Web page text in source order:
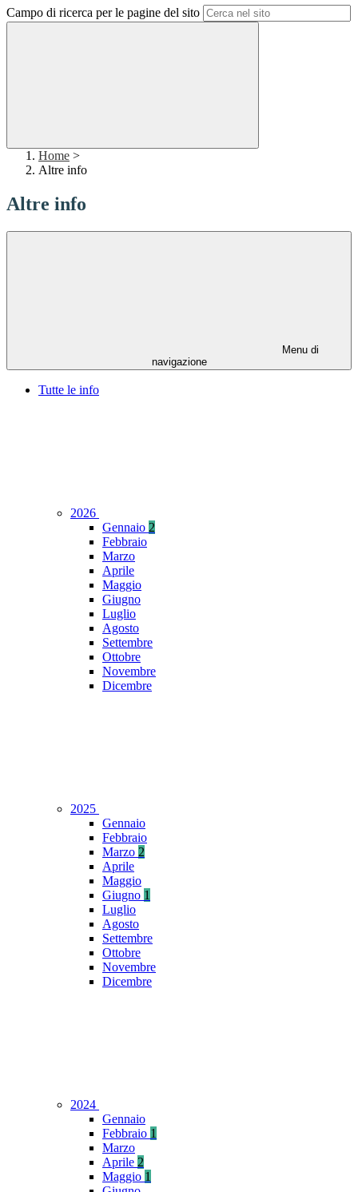
Campo di ricerca per le pagine del sito
Home >
Altre info
Altre info
Menu di
navigazione
Tutte le info
2026
Gennaio 2
Febbraio
Marzo
Aprile
Maggio
Giugno
Luglio
Agosto
Settembre
Ottobre
Novembre
Dicembre
2025
Gennaio
Febbraio
Marzo 2
Aprile
Maggio
Giugno 1
Luglio
Agosto
Settembre
Ottobre
Novembre
Dicembre
2024
Gennaio
Febbraio 1
Marzo
Aprile 2
Maggio 1